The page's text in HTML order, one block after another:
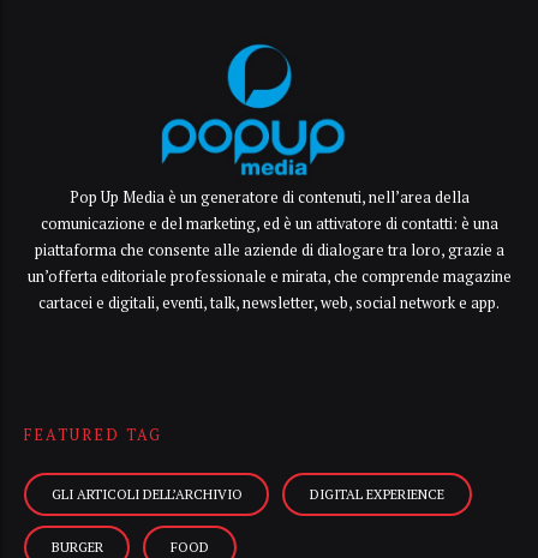
Pop Up Media è un generatore di contenuti, nell’area della
comunicazione e del marketing, ed è un attivatore di contatti: è una
piattaforma che consente alle aziende di dialogare tra loro, grazie a
un’offerta editoriale professionale e mirata, che comprende magazine
cartacei e digitali, eventi, talk, newsletter, web, social network e app.
FEATURED TAG
GLI ARTICOLI DELL’ARCHIVIO DIGITAL EXPERIENCE
BURGER FOOD